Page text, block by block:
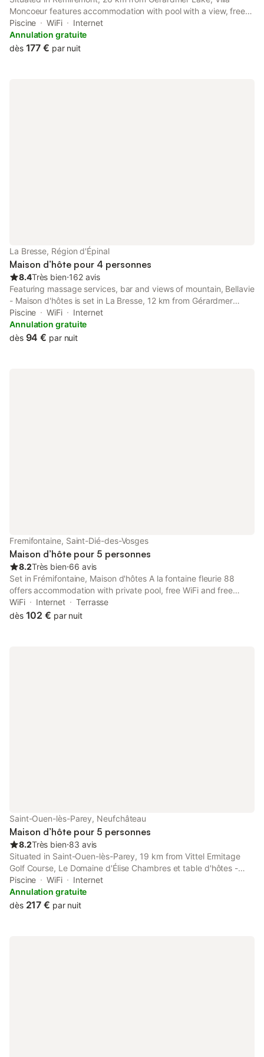
Moncoeur features accommodation with pool with a view, free
private parking, an open-air bath and a garden. The property
has pool and garden views, and is 30 km from Epinal Train
Station.
Piscine WiFi
Internet
Annulation gratuite
dès 177 € par nuit
La Bresse, Région d'Épinal
Maison d’hôte pour 4 personnes
8.4Très bien⋅162 avis
Featuring massage services, bar and views of mountain, Bellavie
- Maison d'hôtes is set in La Bresse, 12 km from Gérardmer
Lake. This guest house features a pool with a view, a garden
and free private parking.
Piscine WiFi
Internet
Annulation gratuite
dès 94 € par nuit
Fremifontaine, Saint-Dié-des-Vosges
Maison d’hôte pour 5 personnes
8.2Très bien⋅66 avis
Set in Frémifontaine, Maison d'hôtes A la fontaine fleurie 88
offers accommodation with private pool, free WiFi and free
private parking for guests who drive. The property has garden
and city views, and is 25 km from Epinal Train Station.
WiFi Internet
Terrasse
dès 102 € par nuit
Saint-Ouen-lès-Parey, Neufchâteau
Maison d’hôte pour 5 personnes
8.2Très bien⋅83 avis
Situated in Saint-Ouen-lès-Parey, 19 km from Vittel Ermitage
Golf Course, Le Domaine d'Élise Chambres et table d'hôtes -
Vosges features accommodation with a seasonal outdoor
swimming pool, free private parking, an open-air bath and a
casino.
Piscine WiFi
Internet
Annulation gratuite
dès 217 € par nuit